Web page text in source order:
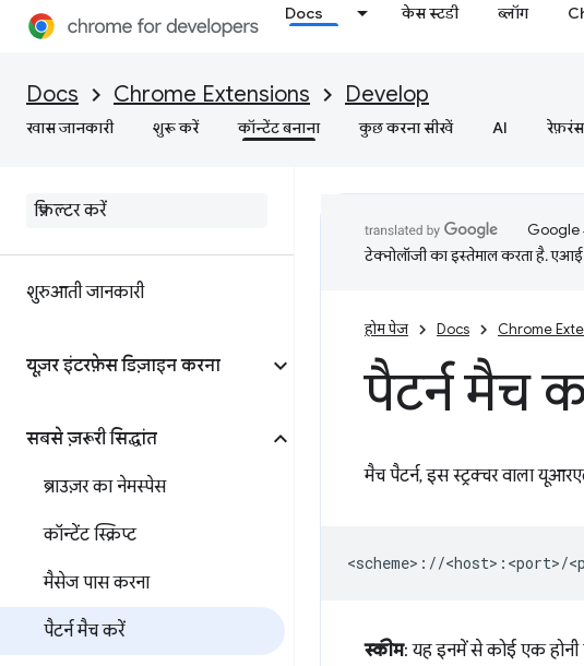
Docs केस स्टडी ब्लॉग
Docs Chrome Extensions Develop
खास जानकारी शुरू करें कॉन्टेंट बनाना कुछ करना सीखें AI रेफ़रंस
शुरुआती जानकारी
यूज़र इंटरफ़ेस डिज़ाइन करना
सबसे ज़रूरी सिद्धांत
ब्राउज़र का नेमस्पेस
कॉन्टेंट स्क्रिप्ट
मैसेज पास करना
पैटर्न मैच करें
Google
टेक्नोलॉजी का इस्तेमाल करता है.
होम पेज Docs Chrome
पैटर्न मैच
मैच पैटर्न, इस स्ट्रक्चर वाला
स्कीम: यह इनमें से कोई एक